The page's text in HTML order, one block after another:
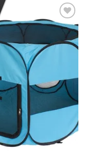
Adauga
la
favorite